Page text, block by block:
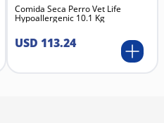
Comida Seca Perro Vet Life
Hypoallergenic 10.1 Kg
USD 113.24